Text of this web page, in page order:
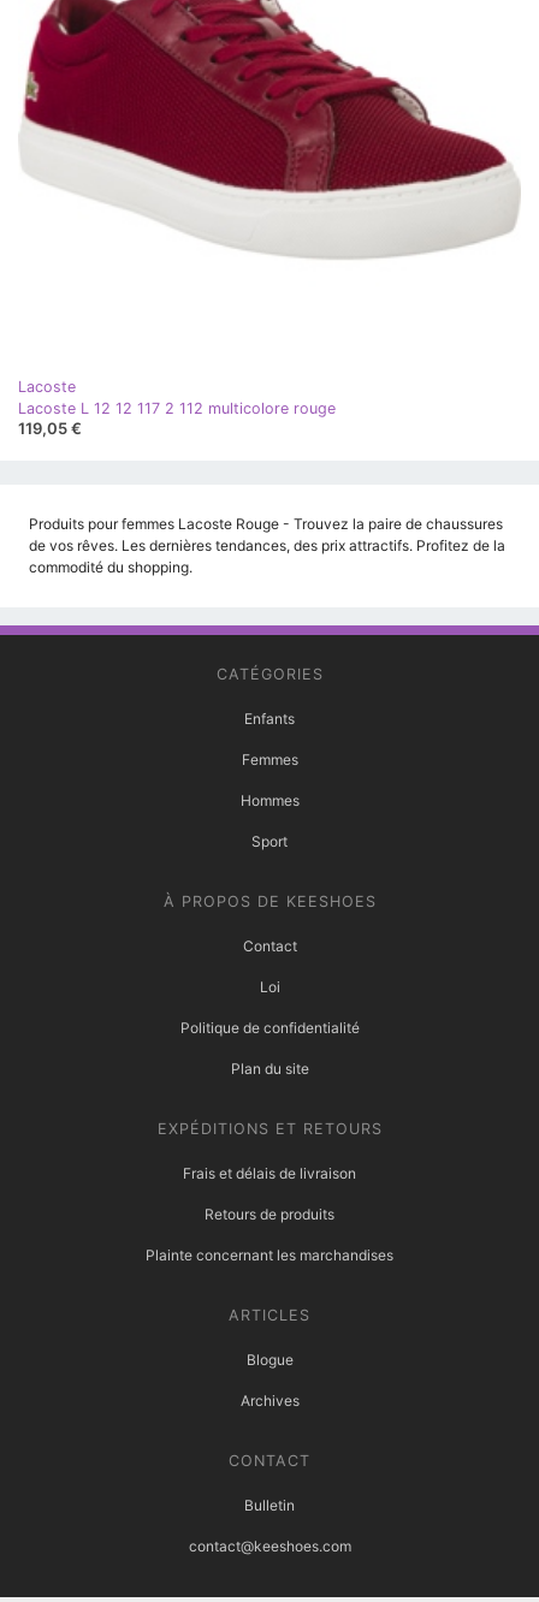
Lacoste
Lacoste L 12 12 117 2 112 multicolore rouge
119,05 €
Produits pour femmes Lacoste Rouge - Trouvez la paire de chaussures
de vos rêves. Les dernières tendances, des prix attractifs. Profitez de la
commodité du shopping.
CATÉGORIES
Enfants
Femmes
Hommes
Sport
À PROPOS DE KEESHOES
Contact
Loi
Politique de confidentialité
Plan du site
EXPÉDITIONS ET RETOURS
Frais et délais de livraison
Retours de produits
Plainte concernant les marchandises
ARTICLES
Blogue
Archives
CONTACT
Bulletin
contact@keeshoes.com